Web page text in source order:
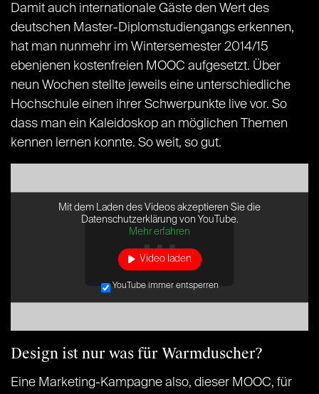
Damit auch internationale Gäste den Wert des
deutschen Master-Diplomstudiengangs erkennen,
hat man nunmehr im Wintersemester 2014/15
ebenjenen kostenfreien MOOC aufgesetzt. Über
neun Wochen stellte jeweils eine unterschiedliche
Hochschule einen ihrer Schwerpunkte live vor. So
dass man ein Kaleidoskop an möglichen Themen
kennen lernen konnte. So weit, so gut.
Mit dem Laden des Videos akzeptieren Sie die
Datenschutzerklärung von YouTube.
Mehr erfahren
Video laden
YouTube immer entsperren
Design ist nur was für Warmduscher?
Eine Marketing-Kampagne also, dieser MOOC, für